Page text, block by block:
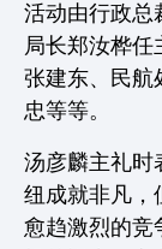
活动由行政总
局长郑汝桦
张建东、民航
忠等等。
汤彦麟主礼时
纽成就非凡，
愈趋激烈的竞